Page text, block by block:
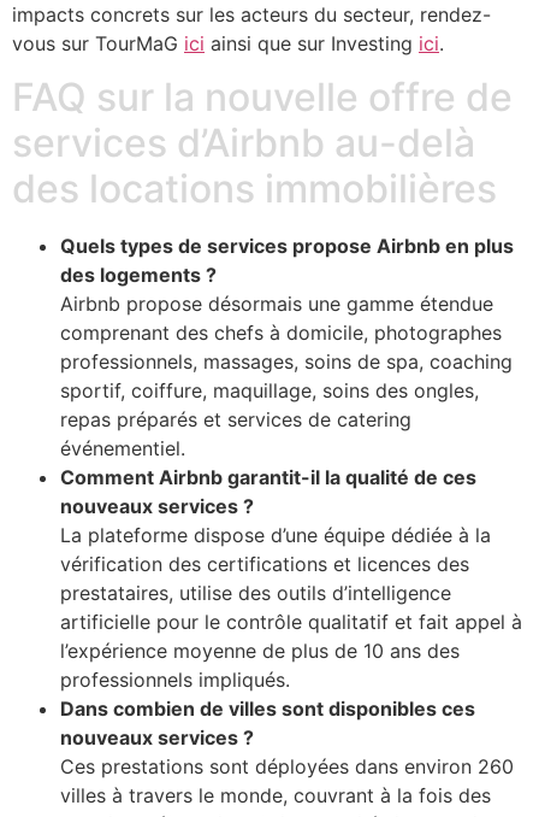
impacts concrets sur les acteurs du secteur, rendez-
vous sur TourMaG ici ainsi que sur Investing ici.
FAQ sur la nouvelle offre de
services d’Airbnb au-delà
des locations immobilières
Quels types de services propose Airbnb en plus
des logements ?
Airbnb propose désormais une gamme étendue
comprenant des chefs à domicile, photographes
professionnels, massages, soins de spa, coaching
sportif, coiffure, maquillage, soins des ongles,
repas préparés et services de catering
événementiel.
Comment Airbnb garantit-il la qualité de ces
nouveaux services ?
La plateforme dispose d’une équipe dédiée à la
vérification des certifications et licences des
prestataires, utilise des outils d’intelligence
artificielle pour le contrôle qualitatif et fait appel à
l’expérience moyenne de plus de 10 ans des
professionnels impliqués.
Dans combien de villes sont disponibles ces
nouveaux services ?
Ces prestations sont déployées dans environ 260
villes à travers le monde, couvrant à la fois des